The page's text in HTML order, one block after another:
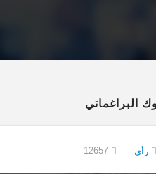
البراغماتي
رأي